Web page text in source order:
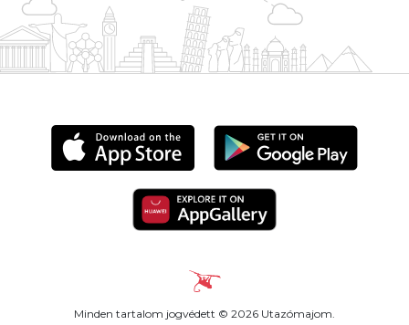
Minden tartalom jogvédett © 2026 Utazómajom.